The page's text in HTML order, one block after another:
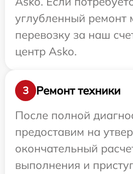
углубленный ремонт
перевозку за наш
центр Asko.
3
Ремонт техники
После полной
предоставим на
окончательный
выполнения и